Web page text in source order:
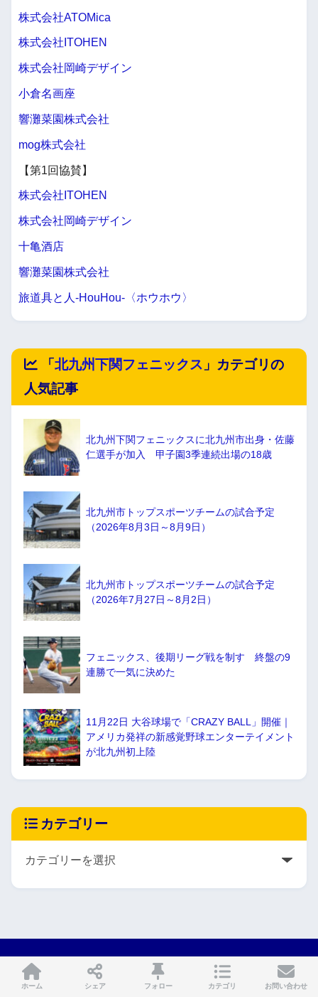
株式会社ATOMica
株式会社ITOHEN
株式会社岡崎デザイン
小倉名画座
響灘菜園株式会社
mog株式会社
【第1回協賛】
株式会社ITOHEN
株式会社岡崎デザイン
十亀酒店
響灘菜園株式会社
旅道具と人-HouHou-〈ホウホウ〉
「北九州下関フェニックス 」カテゴリの
人気記事
北九州下関フェニックスに北九州市出身・佐藤
仁選手が加入 甲子園3季連続出場の18歳
北九州市トップスポーツチームの試合予定
（2026年8月3日～8月9日）
北九州市トップスポーツチームの試合予定
（2026年7月27日～8月2日）
フェニックス、後期リーグ戦を制す 終盤の9
連勝で一気に決めた
11月22日 大谷球場で「CRAZY BALL」開催｜
アメリカ発祥の新感覚野球エンターテイメント
が北九州初上陸
カテゴリー
HOME
ホーム シェア フォロー カテゴリ お問い合わせ